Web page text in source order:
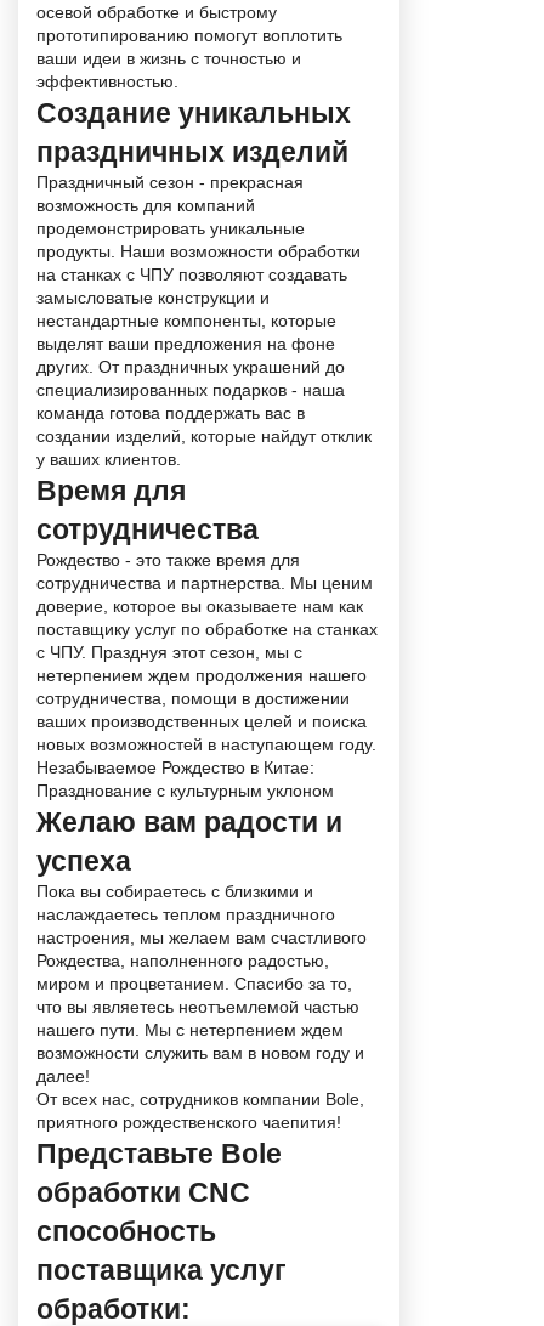
осевой обработке и быстрому
прототипированию помогут воплотить
ваши идеи в жизнь с точностью и
эффективностью.
Создание уникальных
праздничных изделий
Праздничный сезон - прекрасная
возможность для компаний
продемонстрировать уникальные
продукты. Наши возможности обработки
на станках с ЧПУ позволяют создавать
замысловатые конструкции и
нестандартные компоненты, которые
выделят ваши предложения на фоне
других. От праздничных украшений до
специализированных подарков - наша
команда готова поддержать вас в
создании изделий, которые найдут отклик
у ваших клиентов.
Время для
сотрудничества
Рождество - это также время для
сотрудничества и партнерства. Мы ценим
доверие, которое вы оказываете нам как
поставщику услуг по обработке на станках
с ЧПУ. Празднуя этот сезон, мы с
нетерпением ждем продолжения нашего
сотрудничества, помощи в достижении
ваших производственных целей и поиска
новых возможностей в наступающем году.
Незабываемое Рождество в Китае:
Празднование с культурным уклоном
Желаю вам радости и
успеха
Пока вы собираетесь с близкими и
наслаждаетесь теплом праздничного
настроения, мы желаем вам счастливого
Рождества, наполненного радостью,
миром и процветанием. Спасибо за то,
что вы являетесь неотъемлемой частью
нашего пути. Мы с нетерпением ждем
возможности служить вам в новом году и
далее!
От всех нас, сотрудников компании Bole,
приятного рождественского чаепития!
Представьте Bole
обработки CNC
способность
поставщика услуг
обработки: